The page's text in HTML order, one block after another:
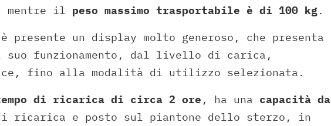
mentre il peso massimo trasportabile è di 100 kg.
è presente un display molto generoso, che presenta
funzionamento, dal livello di carica,
fino alla modalità di utilizzo selezionata.
di ricarica di circa 2 ore , ha una capacità da
ricarica e posto sul piantone dello sterzo, in